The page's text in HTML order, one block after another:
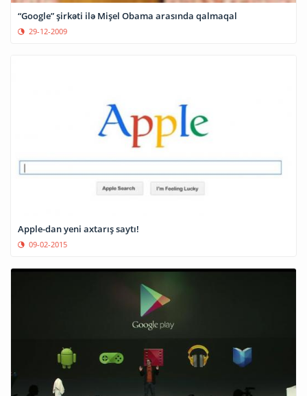
“Google” şirkəti ilə Mişel Obama arasında qalmaqal
29-12-2009
Apple-dan yeni axtarış saytı!
09-02-2015